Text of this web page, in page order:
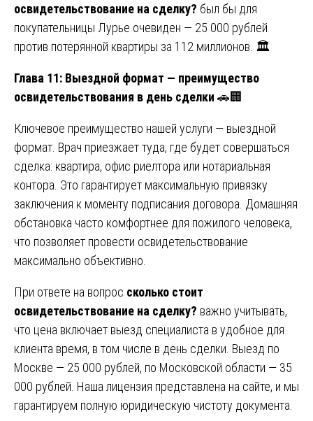
освидетельствование на сделку? был бы для
покупательницы Лурье очевиден — 25 000 рублей
против потерянной квартиры за 112 миллионов. 🏛️
Глава 11: Выездной формат — преимущество
освидетельствования в день сделки 🚗🏢
Ключевое преимущество нашей услуги — выездной
формат. Врач приезжает туда, где будет совершаться
сделка: квартира, офис риелтора или нотариальная
контора. Это гарантирует максимальную привязку
заключения к моменту подписания договора. Домашняя
обстановка часто комфортнее для пожилого человека,
что позволяет провести освидетельствование
максимально объективно.
При ответе на вопрос сколько стоит
освидетельствование на сделку? важно учитывать,
что цена включает выезд специалиста в удобное для
клиента время, в том числе в день сделки. Выезд по
Москве — 25 000 рублей, по Московской области — 35
000 рублей. Наша лицензия представлена на сайте, и мы
гарантируем полную юридическую чистоту документа.